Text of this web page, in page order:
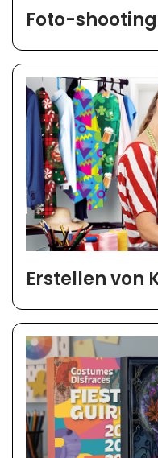
Foto-shooting
Erstellen von